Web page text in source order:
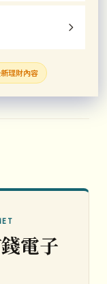
理財內容
電子